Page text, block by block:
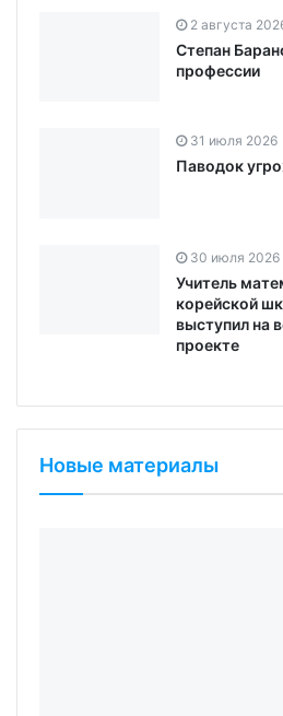
2 августа
Степан
профессии
31 июля 2026
Паводок
30 июля 2026
Учитель
корейской
выступил на
проекте
Новые материалы